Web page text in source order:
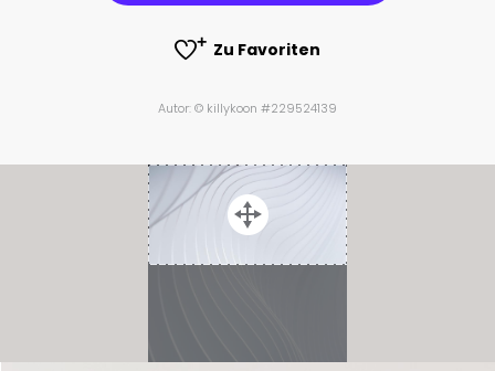
Zu Favoriten
Autor: © killykoon #229524139